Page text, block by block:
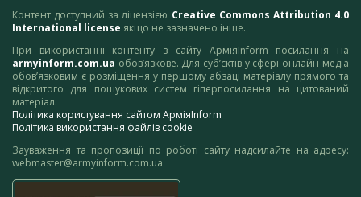
Контент доступний за ліцензією Creative Commons Attribution 4.0
International license якщо не зазначено інше.
При використанні контенту з сайту АрміяInform посилання на
armyinform.com.ua обов’язкове. Для суб’єктів у сфері онлайн-медіа
обов’язковим є розміщення у першому абзаці матеріалу прямого та
відкритого для пошукових систем гіперпосилання на цитований
матеріал.
Політика користування сайтом АрміяInform
Політика використання файлів cookie
Зауваження та пропозиції по роботі сайту надсилайте на адресу:
webmaster@armyinform.com.ua